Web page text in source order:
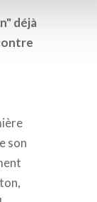
déjà
son